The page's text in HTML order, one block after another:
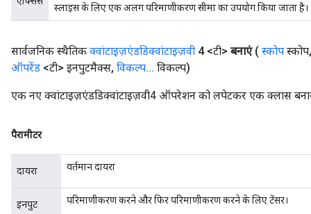
स्लाइस के लिए एक अलग परिमाणीकरण सीमा का उपयोग किया जाता है।
सार्वजनिक स्थैतिक क्वांटाइज़एंडडिक्वांटाइज़वी 4 <टी> बनाएं ( स्कोप स्कोप,
ऑपरेंड <टी> इनपुटमैक्स, विकल्प... विकल्प)
एक नए क्वांटाइज़एंडडिक्वांटाइज़वी4 ऑपरेशन को लपेटकर एक क्लास
पैरामीटर
दायरा वर्तमान दायरा
इनपुट परिमाणीकरण करने और फिर परिमाणीकरण करने के लिए टेंसर।